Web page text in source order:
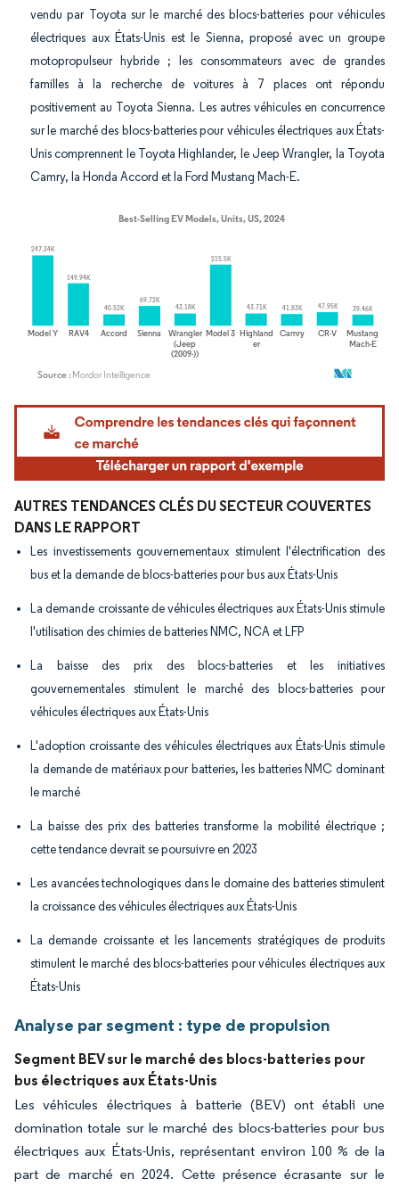
vendu par Toyota sur le marché des blocs-batteries pour véhicules
électriques aux États-Unis est le Sienna, proposé avec un groupe
motopropulseur hybride ; les consommateurs avec de grandes
familles à la recherche de voitures à 7 places ont répondu
positivement au Toyota Sienna. Les autres véhicules en concurrence
sur le marché des blocs-batteries pour véhicules électriques aux États-
Unis comprennent le Toyota Highlander, le Jeep Wrangler, la Toyota
Camry, la Honda Accord et la Ford Mustang Mach-E.
Image © Mordor Intelligence. La réutilisation nécessite une attribution sous CC BY
AUTRES TENDANCES CLÉS DU SECTEUR COUVERTES
DANS LE RAPPORT
Les investissements gouvernementaux stimulent l'électrification des
bus et la demande de blocs-batteries pour bus aux États-Unis
La demande croissante de véhicules électriques aux États-Unis stimule
l'utilisation des chimies de batteries NMC, NCA et LFP
La baisse des prix des blocs-batteries et les initiatives
gouvernementales stimulent le marché des blocs-batteries pour
véhicules électriques aux États-Unis
L'adoption croissante des véhicules électriques aux États-Unis stimule
la demande de matériaux pour batteries, les batteries NMC dominant
le marché
La baisse des prix des batteries transforme la mobilité électrique ;
cette tendance devrait se poursuivre en 2023
Les avancées technologiques dans le domaine des batteries stimulent
la croissance des véhicules électriques aux États-Unis
La demande croissante et les lancements stratégiques de produits
stimulent le marché des blocs-batteries pour véhicules électriques aux
États-Unis
Analyse par segment : type de propulsion
Segment BEV sur le marché des blocs-batteries pour
bus électriques aux États-Unis
Les véhicules électriques à batterie (BEV) ont établi une
domination totale sur le marché des blocs-batteries pour bus
électriques aux États-Unis, représentant environ 100 % de la
part de marché en 2024. Cette présence écrasante sur le